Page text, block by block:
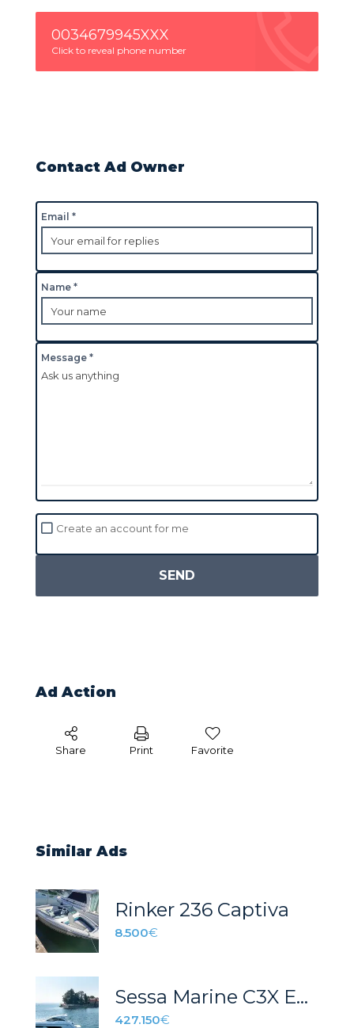
0034679945XXX
Click to reveal phone number
Contact Ad Owner
Email *
Name *
Message *
Create an account for me
SEND
Ad Action
Share Print Favorite
Similar Ads
Rinker 236 Captiva
8.500€
Sessa Marine C3X Edición HT
427.150€